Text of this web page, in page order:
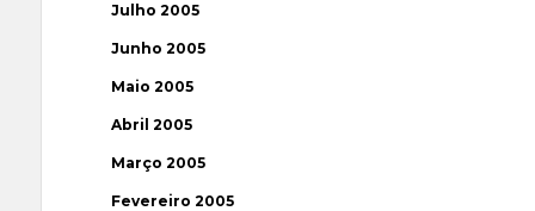
Julho 2005
Junho 2005
Maio 2005
Abril 2005
Março 2005
Fevereiro 2005